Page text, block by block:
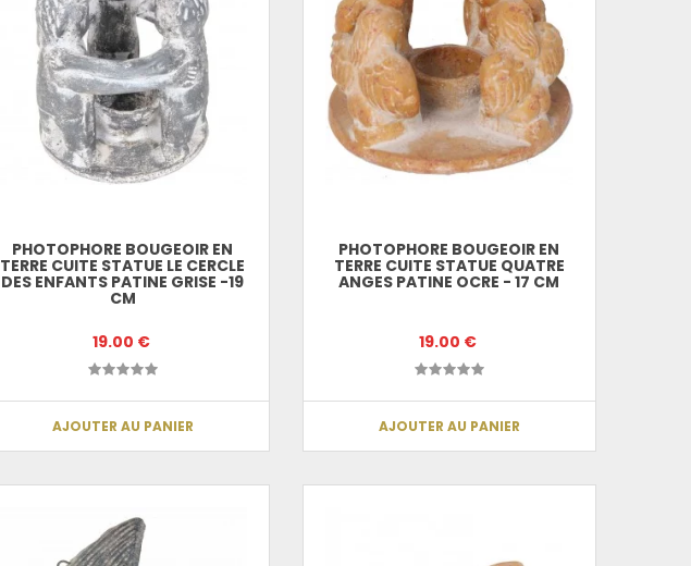
PHOTOPHORE BOUGEOIR EN
TERRE CUITE STATUE LE CERCLE
DES ENFANTS PATINE GRISE -19
CM
19.00 €
AJOUTER AU PANIER
PHOTOPHORE BOUGEOIR EN
TERRE CUITE STATUE QUATRE
ANGES PATINE OCRE - 17 CM
19.00 €
AJOUTER AU PANIER